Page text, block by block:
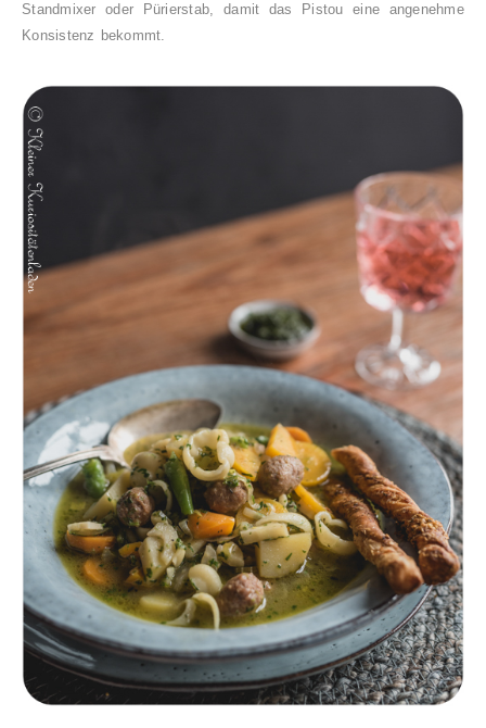
Standmixer oder Pürierstab, damit das Pistou eine angenehme
Konsistenz bekommt.